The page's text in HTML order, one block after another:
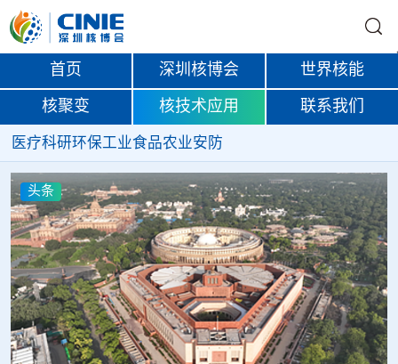
首页 深圳核博会 世界核能
核聚变 核技术应用 联系我们
医疗科研环保工业食品农业安防
头条